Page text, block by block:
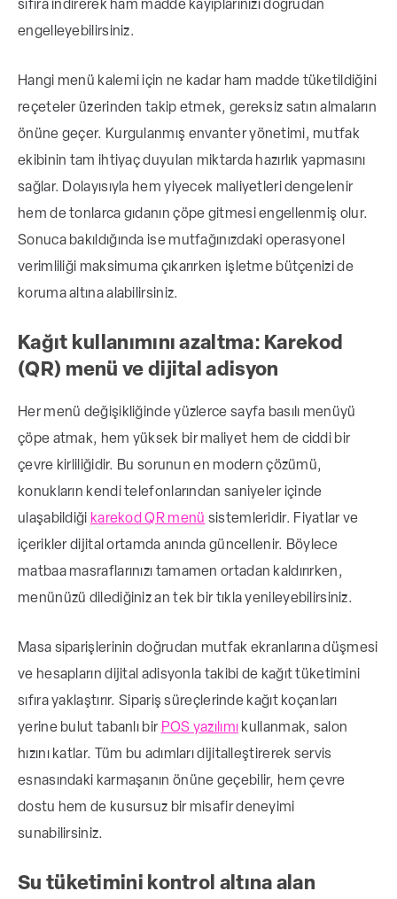
sıfıra indirerek ham madde kayıplarınızı doğrudan
engelleyebilirsiniz.
Hangi menü kalemi için ne kadar ham madde tüketildiğini
reçeteler üzerinden takip etmek, gereksiz satın almaların
önüne geçer. Kurgulanmış envanter yönetimi, mutfak
ekibinin tam ihtiyaç duyulan miktarda hazırlık yapmasını
sağlar. Dolayısıyla hem yiyecek maliyetleri dengelenir
hem de tonlarca gıdanın çöpe gitmesi engellenmiş olur.
Sonuca bakıldığında ise mutfağınızdaki operasyonel
verimliliği maksimuma çıkarırken işletme bütçenizi de
koruma altına alabilirsiniz.
Kağıt kullanımını azaltma: Karekod
(QR) menü ve dijital adisyon
Her menü değişikliğinde yüzlerce sayfa basılı menüyü
çöpe atmak, hem yüksek bir maliyet hem de ciddi bir
çevre kirliliğidir. Bu sorunun en modern çözümü,
konukların kendi telefonlarından saniyeler içinde
ulaşabildiği karekod QR menü sistemleridir. Fiyatlar ve
içerikler dijital ortamda anında güncellenir. Böylece
matbaa masraflarınızı tamamen ortadan kaldırırken,
menünüzü dilediğiniz an tek bir tıkla yenileyebilirsiniz.
Masa siparişlerinin doğrudan mutfak ekranlarına düşmesi
ve hesapların dijital adisyonla takibi de kağıt tüketimini
sıfıra yaklaştırır. Sipariş süreçlerinde kağıt koçanları
yerine bulut tabanlı bir POS yazılımı kullanmak, salon
hızını katlar. Tüm bu adımları dijitalleştirerek servis
esnasındaki karmaşanın önüne geçebilir, hem çevre
dostu hem de kusursuz bir misafir deneyimi
sunabilirsiniz.
Su tüketimini kontrol altına alan